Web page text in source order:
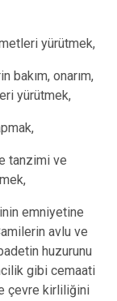
yürütmek,
bakım, onarım,
yürütmek,
tanzimi ve
emniyetine
avlu ve
huzurunu
gibi cemaati
çevre kirliliğini